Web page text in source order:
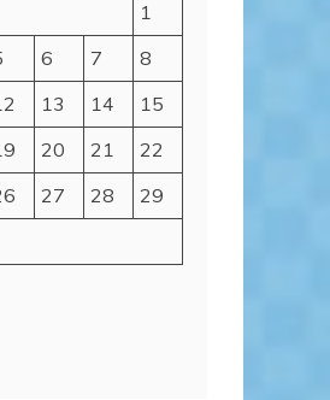
1
6 7
8
13 14
15
20 21
22
27 28
29